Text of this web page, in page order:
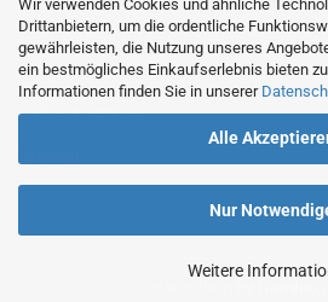
Wir verwenden Cookies und ähnliche
Drittanbietern, um die ordentliche
gewährleisten, die Nutzung unseres
ein bestmögliches Einkaufserlebnis bieten
Informationen finden Sie in unserer
Alle
Nur
Weitere
Kontakt
Callback Service